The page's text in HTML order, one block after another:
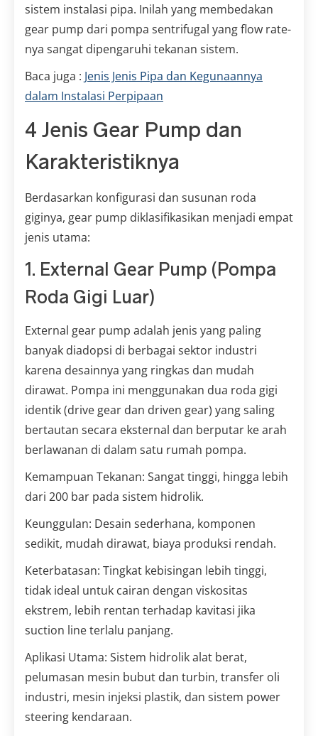
sistem instalasi pipa. Inilah yang membedakan
gear pump dari pompa sentrifugal yang flow rate-
nya sangat dipengaruhi tekanan sistem.
Baca juga : Jenis Jenis Pipa dan Kegunaannya
dalam Instalasi Perpipaan
4 Jenis Gear Pump dan
Karakteristiknya
Berdasarkan konfigurasi dan susunan roda
giginya, gear pump diklasifikasikan menjadi empat
jenis utama:
1. External Gear Pump (Pompa
Roda Gigi Luar)
External gear pump adalah jenis yang paling
banyak diadopsi di berbagai sektor industri
karena desainnya yang ringkas dan mudah
dirawat. Pompa ini menggunakan dua roda gigi
identik (drive gear dan driven gear) yang saling
bertautan secara eksternal dan berputar ke arah
berlawanan di dalam satu rumah pompa.
Kemampuan Tekanan: Sangat tinggi, hingga lebih
dari 200 bar pada sistem hidrolik.
Keunggulan: Desain sederhana, komponen
sedikit, mudah dirawat, biaya produksi rendah.
Keterbatasan: Tingkat kebisingan lebih tinggi,
tidak ideal untuk cairan dengan viskositas
ekstrem, lebih rentan terhadap kavitasi jika
suction line terlalu panjang.
Aplikasi Utama: Sistem hidrolik alat berat,
pelumasan mesin bubut dan turbin, transfer oli
industri, mesin injeksi plastik, dan sistem power
steering kendaraan.